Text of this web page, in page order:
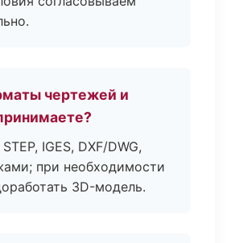
чертежей и
IGES, DXF/DWG,
при необходимости
3D-модель.